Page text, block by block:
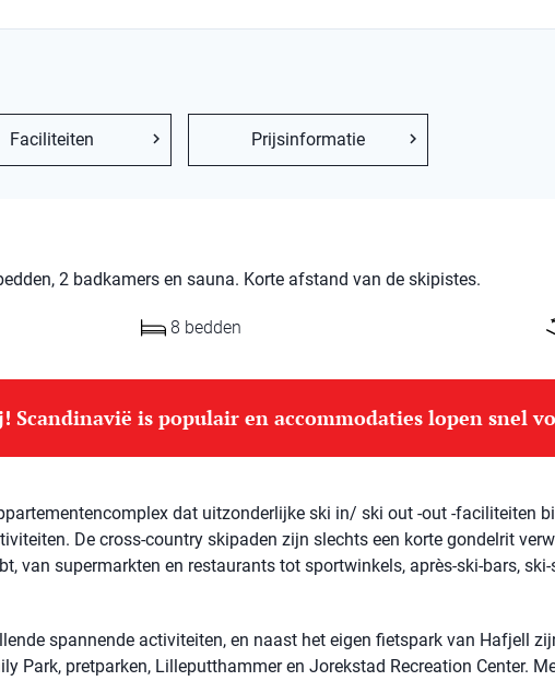
Faciliteiten Prijsinformatie
2 badkamers en sauna. Korte afstand van de skipistes.
8 bedden
Scandinavië is populair en accommodaties lopen snel
dat uitzonderlijke ski in/ ski out -out -faciliteiten
De cross-country skipaden zijn slechts een korte gondelrit
van supermarkten en restaurants tot sportwinkels, après-ski-bars, ski-
spannende activiteiten, en naast het eigen fietspark van Hafjell
Park, pretparken, Lilleputthammer en Jorekstad Recreation Center.